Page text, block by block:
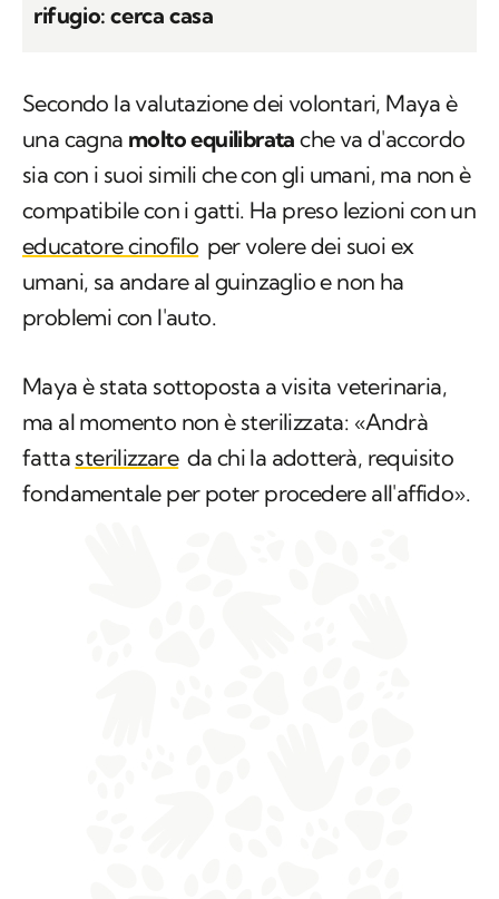
rifugio: cerca casa
Secondo la valutazione dei volontari, Maya è
una cagna molto equilibrata che va d'accordo
sia con i suoi simili che con gli umani, ma non è
compatibile con i gatti. Ha preso lezioni con un
educatore cinofilo per volere dei suoi ex
umani, sa andare al guinzaglio e non ha
problemi con l'auto.
Maya è stata sottoposta a visita veterinaria,
ma al momento non è sterilizzata: «Andrà
fatta sterilizzare da chi la adotterà, requisito
fondamentale per poter procedere all'affido».